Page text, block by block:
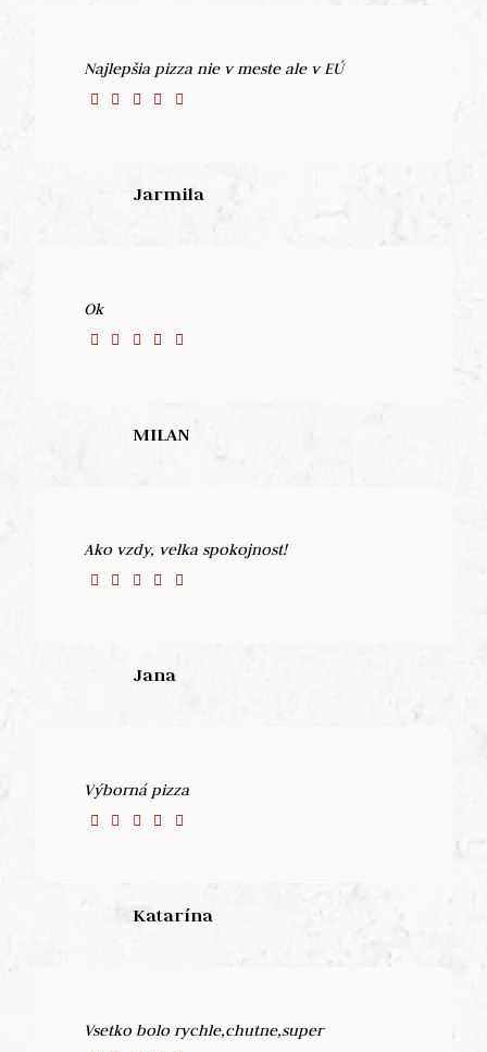
Najlepšia pizza nie v meste ale v EÚ
Jarmila
Ok
MILAN
Ako vzdy, velka spokojnost!
Jana
Výborná pizza
Katarína
Vsetko bolo rychle,chutne,super